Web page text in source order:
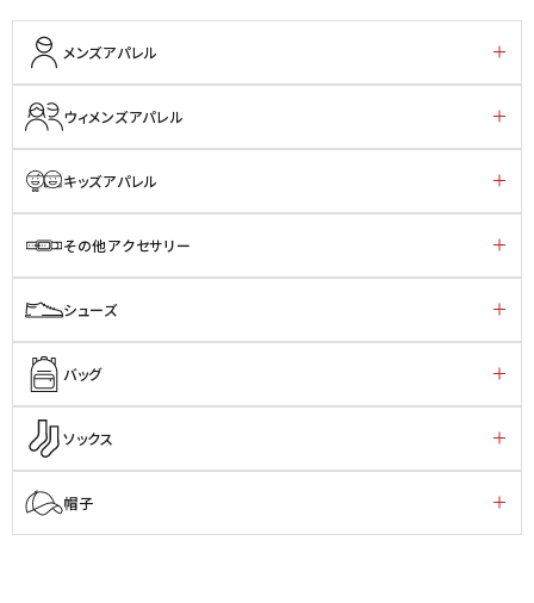
メンズアパレル
ウィメンズアパレル
キッズアパレル
その他アクセサリー
シューズ
バッグ
ソックス
帽子